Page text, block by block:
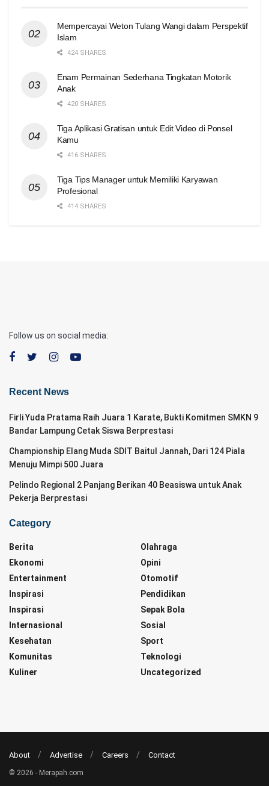
Mempercayai Weton Tulang Wangi dalam Perspektif
Islam
424 SHARES
Enam Permainan Sederhana Tingkatan Motorik
Anak
420 SHARES
Tiga Aplikasi Gratisan untuk Edit Video di Ponsel
Kamu
416 SHARES
Tiga Tips Manager untuk Memiliki Karyawan
Profesional
414 SHARES
Follow us on social media:
Recent News
Firli Yuda Pratama Raih Juara 1 Karate, Bukti Komitmen SMKN 9
Bandar Lampung Cetak Siswa Berprestasi
Championship Elang Muda SDIT Baitul Jannah, Dari 124 Piala
Menuju Mimpi 500 Juara
Pelindo Regional 2 Panjang Berikan 40 Beasiswa untuk Anak
Pekerja Berprestasi
Category
Berita
Ekonomi
Entertainment
Inspirasi
Inspirasi
Internasional
Kesehatan
Komunitas
Kuliner
Olahraga
Opini
Otomotif
Pendidikan
Sepak Bola
Sosial
Sport
Teknologi
Uncategorized
About Advertise Careers Contact
© 2026 - Merapah.com